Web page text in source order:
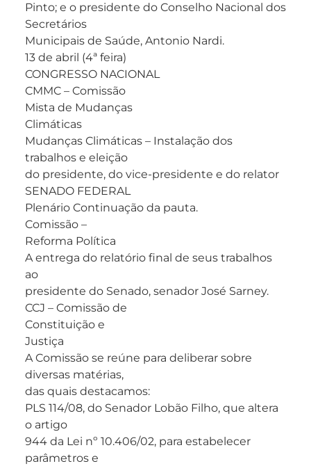
Pinto; e o presidente do Conselho Nacional dos
Secretários
Municipais de Saúde, Antonio Nardi.
13 de abril (4ª feira)
CONGRESSO NACIONAL
CMMC – Comissão
Mista de Mudanças
Climáticas
Mudanças Climáticas – Instalação dos
trabalhos e eleição
do presidente, do vice-presidente e do relator
SENADO FEDERAL
Plenário Continuação da pauta.
Comissão –
Reforma Política
A entrega do relatório final de seus trabalhos
ao
presidente do Senado, senador José Sarney.
CCJ – Comissão de
Constituição e
Justiça
A Comissão se reúne para deliberar sobre
diversas matérias,
das quais destacamos:
PLS 114/08, do Senador Lobão Filho, que altera
o artigo
944 da Lei nº 10.406/02, para estabelecer
parâmetros e